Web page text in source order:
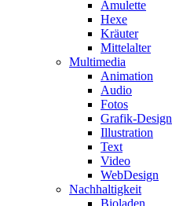
Amulette
Hexe
Kräuter
Mittelalter
Multimedia
Animation
Audio
Fotos
Grafik-Design
Illustration
Text
Video
WebDesign
Nachhaltigkeit
Bioladen